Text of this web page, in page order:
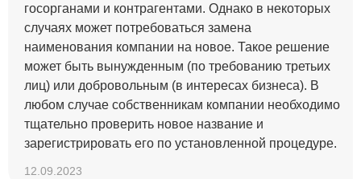
госорганами и контрагентами. Однако в некоторых
случаях может потребоваться замена
наименования компании на новое. Такое решение
может быть вынужденным (по требованию третьих
лиц) или добровольным (в интересах бизнеса). В
любом случае собственникам компании необходимо
тщательно проверить новое название и
зарегистрировать его по установленной процедуре.
12.09.2023